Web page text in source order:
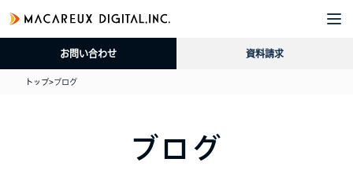
お問い合わせ 資料請求
トップ>ブログ
ブログ